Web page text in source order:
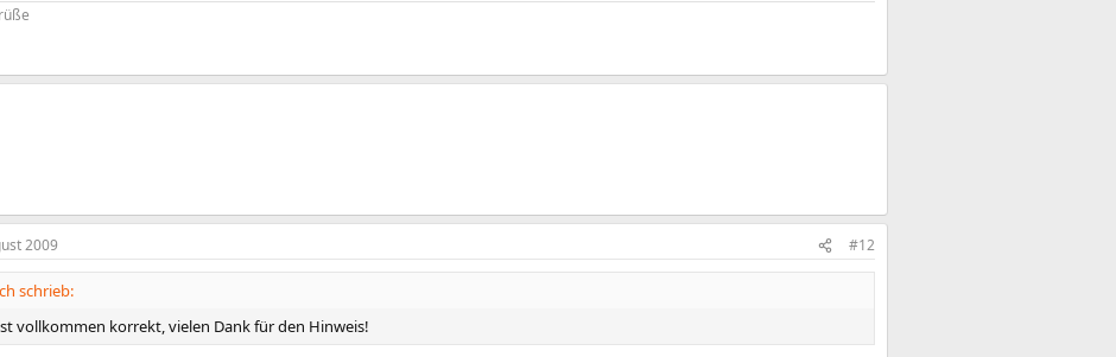
2009 #12
schrieb:
vollkommen korrekt, vielen Dank für den Hinweis!